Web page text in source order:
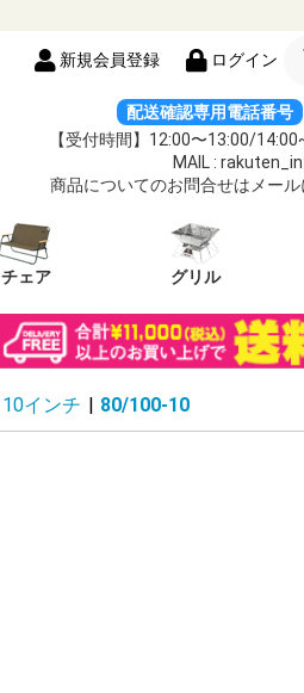
新規会員登録 ログイン
配送確認専用電話番号
【受付時間】12:00〜13:00/
MAIL :
商品についてのお問合せはメー
チェア グリル
10インチ
80/100-10